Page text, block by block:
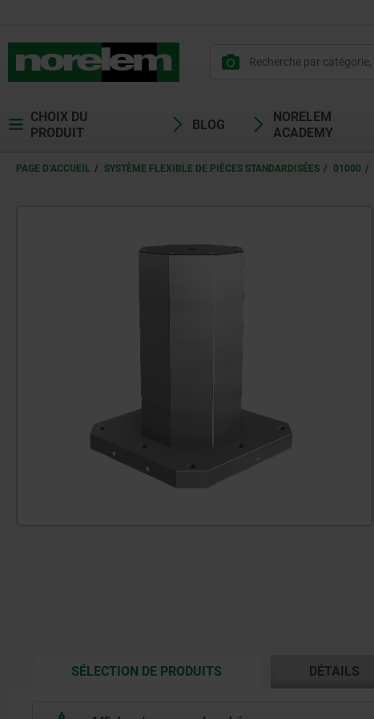
CHOIX DU
PRODUIT
BLOG
NORELEM
ACADEMY
PAGE D’ACCUEIL SYSTÈME FLEXIBLE DE PIÈCES STANDARDISÉES 01000
SÉLECTION DE PRODUITSCURRENT
DÉTAILS